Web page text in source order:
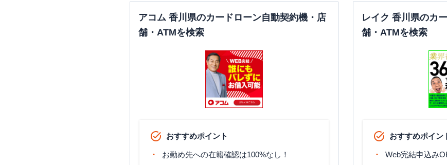
アコム 香川県のカードローン自動契約機・店
舗・ATMを検索
おすすめポイント
お勤め先への在籍確認は100%なし！
レイク 香川県のカ
舗・ATMを検索
おすすめポイン
Web完結申込み